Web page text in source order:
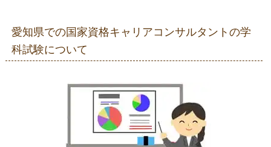
愛知県での国家資格キャリアコンサルタントの学
科試験について